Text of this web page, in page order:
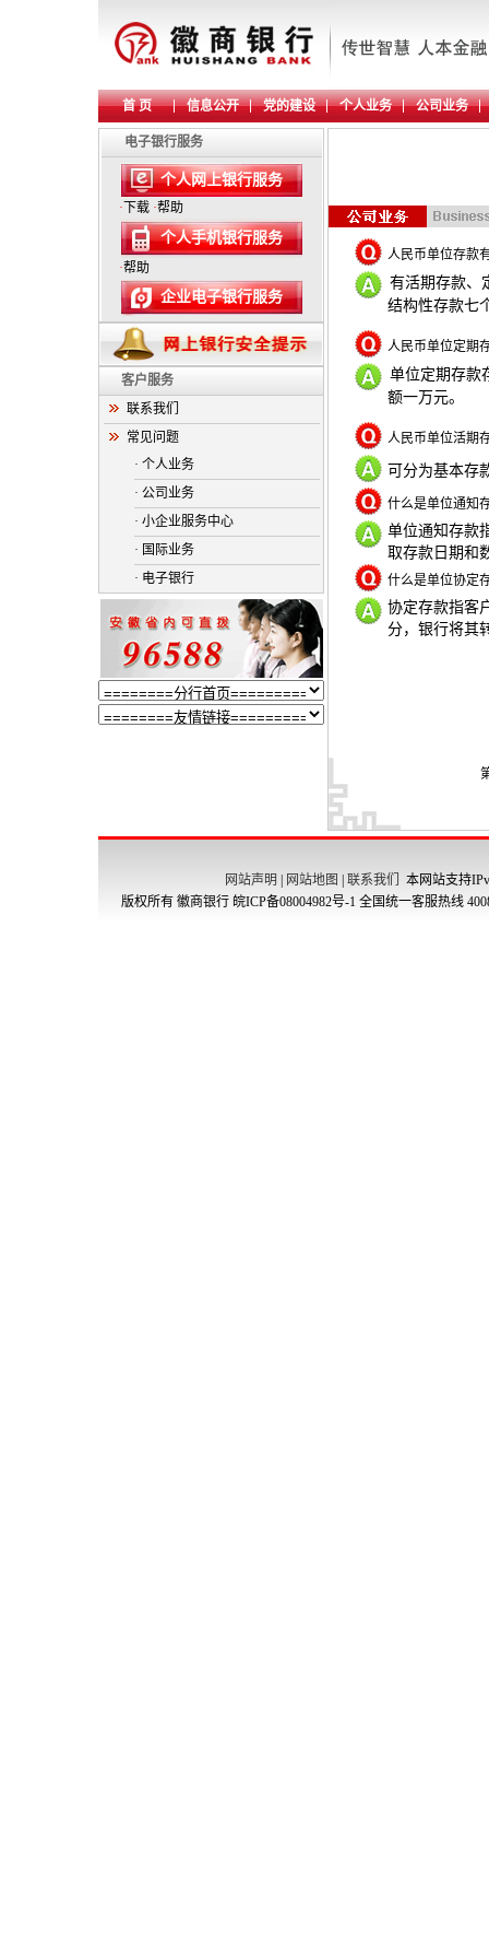
首 页 信息公开 党的建设 个人业务 公司业务
电子银行服务
个人网上银行服务
· 下载 ·帮助
个人手机银行服务
·帮助
企业电子银行服务
客户服务
联系我们
常见问题
· 个人业务
· 公司业务
· 小企业服务中心
· 国际业务
· 电子银行
人民币单位存款
有活期存款、
结构性存款七
人民币单位定期
单位定期存款
额一万元。
人民币单位活期
可分为基本存
什么是单位通知
单位通知存款
取存款日期和
什么是单位协定
协定存款指客
分，银行将其
网站声明 网站地图 联系我们
本网站支持
版权所有 徽商银行 皖ICP备08004982号-1 全国统一客服热线